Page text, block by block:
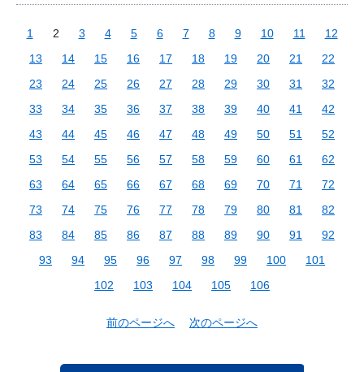
1 2 3 4 5 6 7 8 9 10 11
12
13
14 15 16 17 18 19 20 21
22
23
24 25 26 27 28 29 30 31
32
33
34 35 36 37 38 39 40 41
42
43
44 45 46 47 48 49 50 51
52
53
54 55 56 57 58 59 60 61
62
63
64 65 66 67 68 69 70 71
72
73
74 75 76 77 78 79 80 81
82
83
84 85 86 87 88 89 90 91
92
93
94 95 96 97 98 99 100
101
102
103 104 105 106
前のページへ 次のページへ